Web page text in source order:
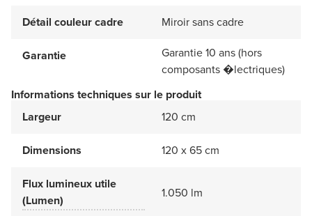
Détail couleur cadre Miroir sans cadre
Garantie
Garantie 10 ans (hors
composants �lectriques)
Informations techniques sur le produit
Largeur
120 cm
Dimensions 120 x 65 cm
Flux lumineux utile
(Lumen)
1.050 lm